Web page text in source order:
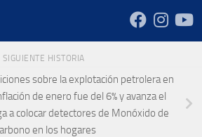
SIGUIENTE HISTORIA
sobre la explotación petrolera en
de enero fue del 6% y avanza el
a colocar detectores de Monóxido de
en los hogares